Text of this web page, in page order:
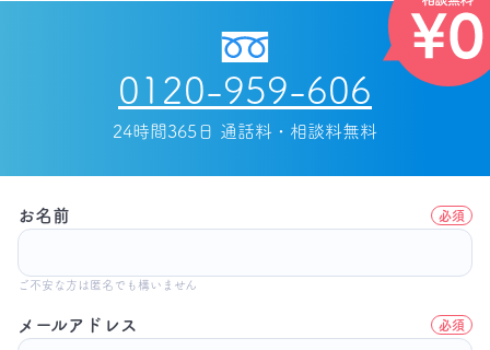
0120-959-606
24時間365日 通話料・相談料無料
お名前 必須
ご不安な方は匿名でも構いません
メールアドレス 必須